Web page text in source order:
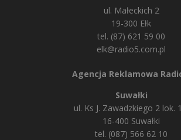
ul. Małeckich 2
19-300 Ełk
tel. (87) 621 59 00
elk@radio5.com.pl
Agencja Reklamowa
Suwałki
ul. Ks J. Zawadzkiego 2 lok.
16-400 Suwałki
tel. (087) 566 62 10